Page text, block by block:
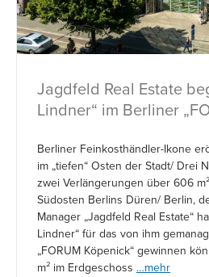
Jagdfeld Real Estate
Lindner“ im Berliner
Berliner Feinkosthändler-Ikone
im „tiefen“ Osten der Stadt/ Drei
zwei Verlängerungen über 606
Südosten Berlins Düren/ Berlin,
Manager „Jagdfeld Real Estate“
Lindner“ für das von ihm
„FORUM Köpenick“ gewinnen
m² im Erdgeschoss …mehr